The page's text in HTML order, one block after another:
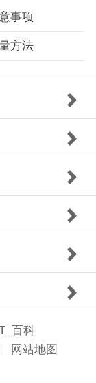
事项
方法
百科
网站地图